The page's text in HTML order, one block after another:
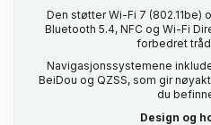
Den støtter Wi-Fi 7 (802.11be)
Bluetooth 5.4, NFC og Wi-Fi
forbedret
Navigasjonssystemene
BeiDou og QZSS, som gir
du
Design og